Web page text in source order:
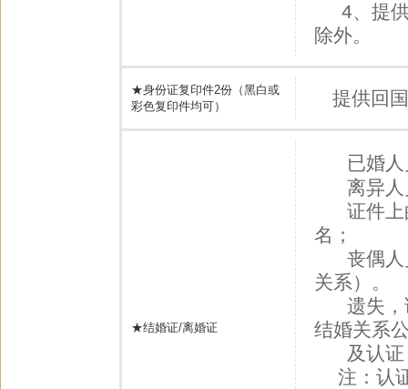
4、提供
除外。
★身份证复印件2份（黑白或
彩色复印件均可）
提供回
★结婚证/离婚证
已婚
离异人
证件上
名；
丧偶人
关系）。
遗失，
结婚关系
及认证
注：认